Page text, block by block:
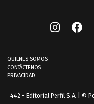
QUIENES SOMOS
CONTÁCTENOS
PRIVACIDAD
442 - Editorial Perfil S.A. | ©